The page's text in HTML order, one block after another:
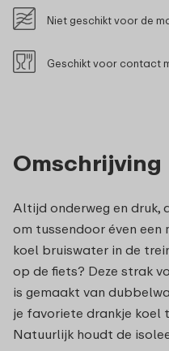
Omschrijving
Altijd onderweg en druk,
om tussendoor éven een
koel bruiswater in de
op de fiets? Deze strak
is gemaakt van
je favoriete drankje
Natuurlijk houdt de
Niet geschikt voor de
Geschikt voor contact